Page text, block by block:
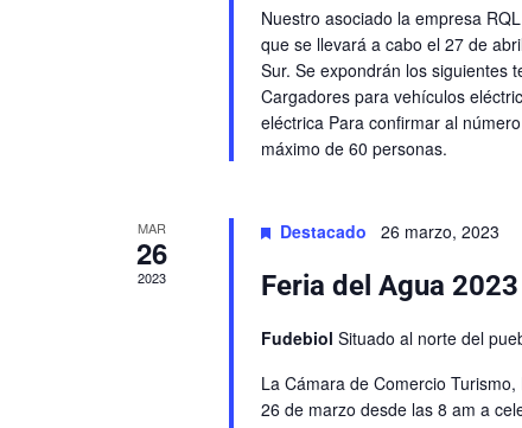
Nuestro asociado la empresa
que se llevará a cabo el 27 de
Sur. Se expondrán los siguientes
Cargadores para vehículos
eléctrica Para confirmar al
máximo de 60 personas.
MAR
26
2023
Destacado 26 marzo, 2023
Feria del Agua
Fudebiol Situado al norte del
La Cámara de Comercio
26 de marzo desde las 8 am a